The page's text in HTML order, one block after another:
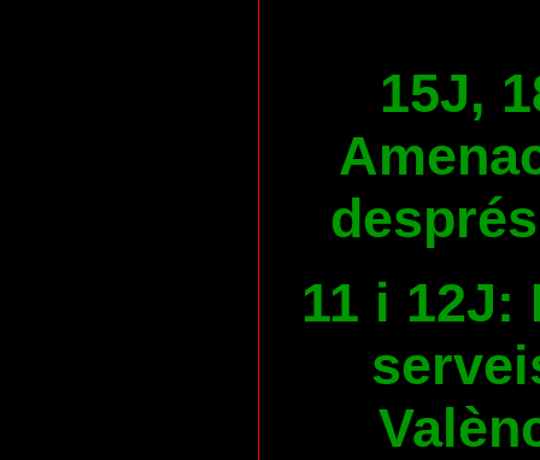
15J,
11 i 12J: